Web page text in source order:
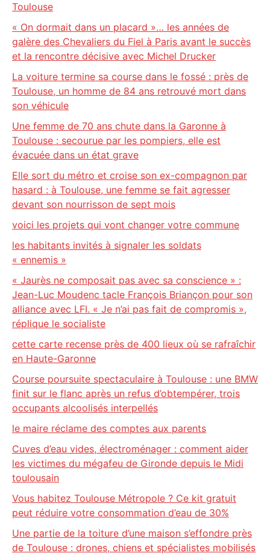
Toulouse
« On dormait dans un placard »… les années de
galère des Chevaliers du Fiel à Paris avant le succès
et la rencontre décisive avec Michel Drucker
La voiture termine sa course dans le fossé : près de
Toulouse, un homme de 84 ans retrouvé mort dans
son véhicule
Une femme de 70 ans chute dans la Garonne à
Toulouse : secourue par les pompiers, elle est
évacuée dans un état grave
Elle sort du métro et croise son ex-compagnon par
hasard : à Toulouse, une femme se fait agresser
devant son nourrisson de sept mois
voici les projets qui vont changer votre commune
les habitants invités à signaler les soldats
« ennemis »
« Jaurès ne composait pas avec sa conscience » :
Jean-Luc Moudenc tacle François Briançon pour son
alliance avec LFI. « Je n’ai pas fait de compromis »,
réplique le socialiste
cette carte recense près de 400 lieux où se rafraîchir
en Haute-Garonne
Course poursuite spectaculaire à Toulouse : une BMW
finit sur le flanc après un refus d’obtempérer, trois
occupants alcoolisés interpellés
le maire réclame des comptes aux parents
Cuves d’eau vides, électroménager : comment aider
les victimes du mégafeu de Gironde depuis le Midi
toulousain
Vous habitez Toulouse Métropole ? Ce kit gratuit
peut réduire votre consommation d’eau de 30%
Une partie de la toiture d’une maison s’effondre près
de Toulouse : drones, chiens et spécialistes mobilisés